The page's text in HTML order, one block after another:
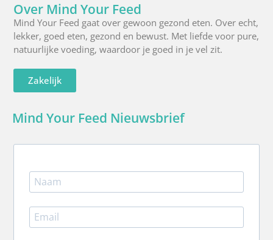
Over Mind Your Feed
Mind Your Feed gaat over gewoon gezond eten. Over echt,
lekker, goed eten, gezond en bewust. Met liefde voor pure,
natuurlijke voeding, waardoor je goed in je vel zit.
Zakelijk
Mind Your Feed Nieuwsbrief